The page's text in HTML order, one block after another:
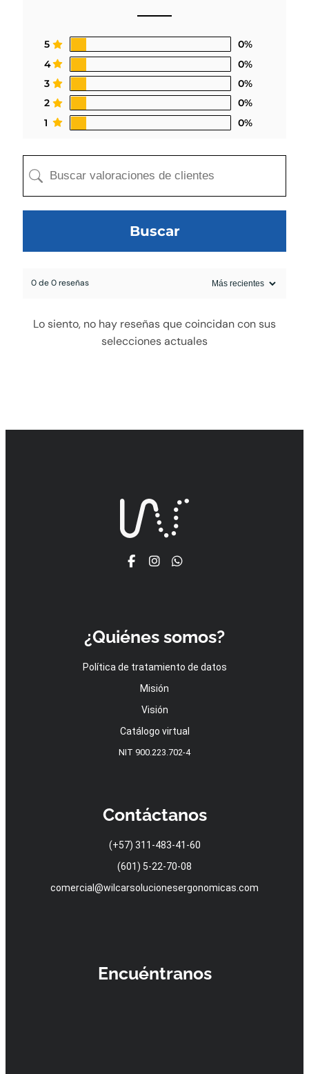
a la cotización
5
0%
4
0%
3
0%
2
0%
1
0%
Buscar
0 de 0 reseñas
Lo siento, no hay reseñas que coincidan con sus
selecciones actuales
¿Quiénes somos?
Política de tratamiento de datos
Misión
Visión
Catálogo virtual
NIT 900.223.702-4
Contáctanos
(+57) 311-483-41-60
(601) 5-22-70-08
comercial@wilcarsolucionesergonomicas.com
Encuéntranos